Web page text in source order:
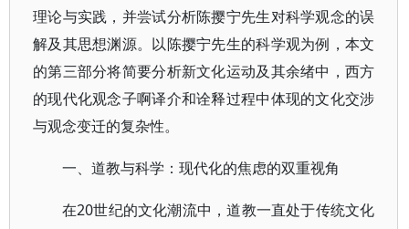
理论与实践，并尝试分析陈撄宁先生对科学观念的误
解及其思想渊源。以陈撄宁先生的科学观为例，本文
的第三部分将简要分析新文化运动及其余绪中，西方
的现代化观念子啊译介和诠释过程中体现的文化交涉
与观念变迁的复杂性。
一、道教与科学：现代化的焦虑的双重视角
在20世纪的文化潮流中，道教一直处于传统文化